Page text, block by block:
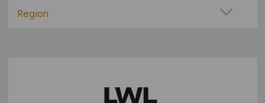
befristete Anstellung
geringfügige Beschäftigung / Minijob
Region